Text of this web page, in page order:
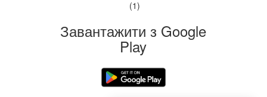
(1)
Завантажити з Google
Play